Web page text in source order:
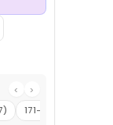
‹
›
171-180 (3)